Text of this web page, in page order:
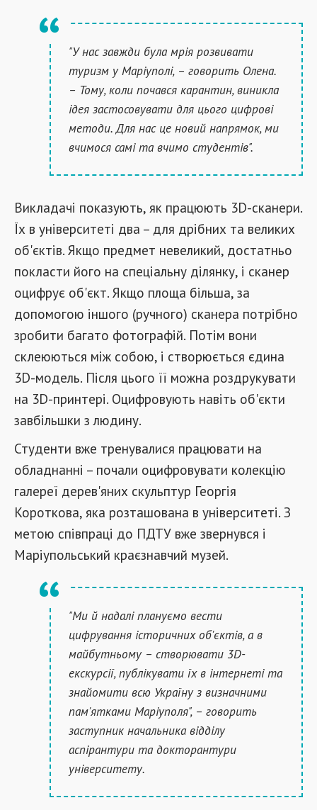
"У нас завжди була мрія розвивати
туризм у Маріуполі, – говорить Олена.
– Тому, коли почався карантин, виникла
ідея застосовувати для цього цифрові
методи. Для нас це новий напрямок, ми
вчимося самі та вчимо студентів".
Викладачі показують, як працюють 3D-сканери.
Їх в університеті два – для дрібних та великих
об'єктів. Якщо предмет невеликий, достатньо
покласти його на спеціальну ділянку, і сканер
оцифрує об'єкт. Якщо площа більша, за
допомогою іншого (ручного) сканера потрібно
зробити багато фотографій. Потім вони
склеюються між собою, і створюється єдина
3D-модель. Після цього її можна роздрукувати
на 3D-принтері. Оцифровують навіть об'єкти
завбільшки з людину.
Студенти вже тренувалися працювати на
обладнанні – почали оцифровувати колекцію
галереї дерев'яних скульптур Георгія
Короткова, яка розташована в університеті. З
метою співпраці до ПДТУ вже звернувся і
Маріупольський краєзнавчий музей.
"Ми й надалі плануємо вести
цифрування історичних об'єктів, а в
майбутньому – створювати 3D-
екскурсії, публікувати їх в інтернеті та
знайомити всю Україну з визначними
пам'ятками Маріуполя", – говорить
заступник начальника відділу
аспірантури та докторантури
університету.